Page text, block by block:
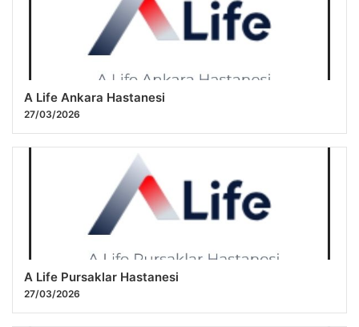
A Life Ankara Hastanesi
27/03/2026
A Life Pursaklar Hastanesi
27/03/2026